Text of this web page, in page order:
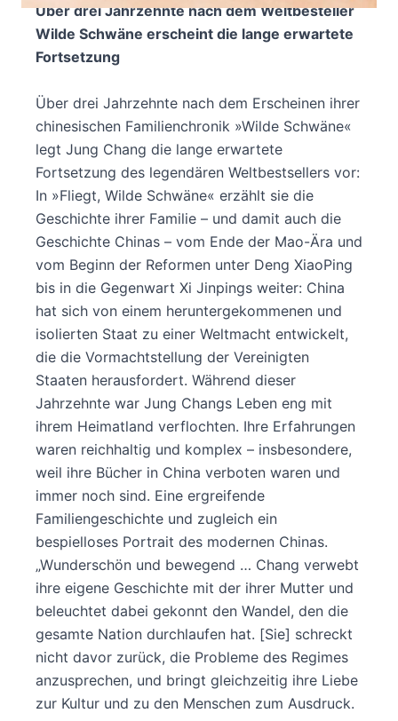
Über drei Jahrzehnte nach dem Weltbesteller
Wilde Schwäne erscheint die lange erwartete
Fortsetzung
Über drei Jahrzehnte nach dem Erscheinen ihrer
chinesischen Familienchronik »Wilde Schwäne«
legt Jung Chang die lange erwartete
Fortsetzung des legendären Weltbestsellers vor:
In »Fliegt, Wilde Schwäne« erzählt sie die
Geschichte ihrer Familie – und damit auch die
Geschichte Chinas – vom Ende der Mao-Ära und
vom Beginn der Reformen unter Deng XiaoPing
bis in die Gegenwart Xi Jinpings weiter: China
hat sich von einem heruntergekommenen und
isolierten Staat zu einer Weltmacht entwickelt,
die die Vormachtstellung der Vereinigten
Staaten herausfordert. Während dieser
Jahrzehnte war Jung Changs Leben eng mit
ihrem Heimatland verflochten. Ihre Erfahrungen
waren reichhaltig und komplex – insbesondere,
weil ihre Bücher in China verboten waren und
immer noch sind. Eine ergreifende
Familiengeschichte und zugleich ein
bespielloses Portrait des modernen Chinas.
„Wunderschön und bewegend … Chang verwebt
ihre eigene Geschichte mit der ihrer Mutter und
beleuchtet dabei gekonnt den Wandel, den die
gesamte Nation durchlaufen hat. [Sie] schreckt
nicht davor zurück, die Probleme des Regimes
anzusprechen, und bringt gleichzeitig ihre Liebe
zur Kultur und zu den Menschen zum Ausdruck.